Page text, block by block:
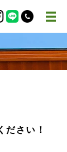
ださい！